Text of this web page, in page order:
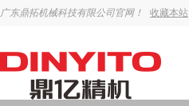
广东鼎拓机械科技有限公司官网！ 收藏本站